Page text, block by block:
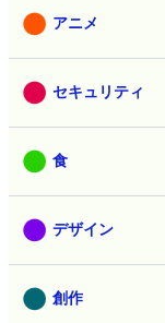
アニメ
セキュリティ
食
デザイン
創作